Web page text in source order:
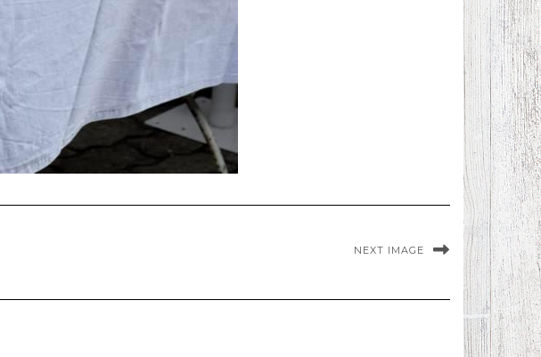
NEXT IMAGE